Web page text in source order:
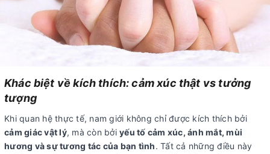
Khác biệt về kích thích: cảm xúc thật vs tưởng
tượng
Khi quan hệ thực tế, nam giới không chỉ được kích thích bởi
cảm giác vật lý, mà còn bởi yếu tố cảm xúc, ánh mắt, mùi
hương và sự tương tác của bạn tình. Tất cả những điều này